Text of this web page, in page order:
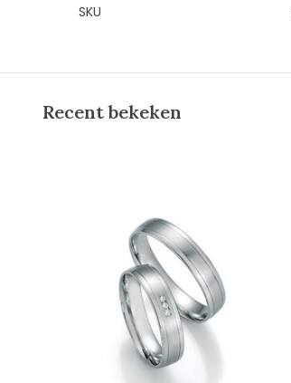
SKU
Recent bekeken